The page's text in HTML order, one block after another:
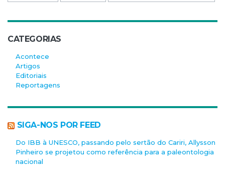
CATEGORIAS
Acontece
Artigos
Editoriais
Reportagens
SIGA-NOS POR FEED
Do IBB à UNESCO, passando pelo sertão do Cariri, Allysson
Pinheiro se projetou como referência para a paleontologia
nacional